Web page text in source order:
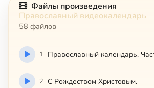
Файлы произведения
Православный видеокалендарь
58 файлов
1
2 С Рождеством Христовым.